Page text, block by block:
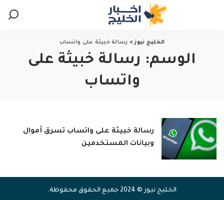
الخليج نيوز> رسالة خبيثة على واتساب
الوسم: رسالة خبيثة على
واتساب
رسالة خبيثة على واتساب تسرق أموال
وبيانات المستخدمين
الخليج نيوز © 2024 جميع الحقوق محفوظة.